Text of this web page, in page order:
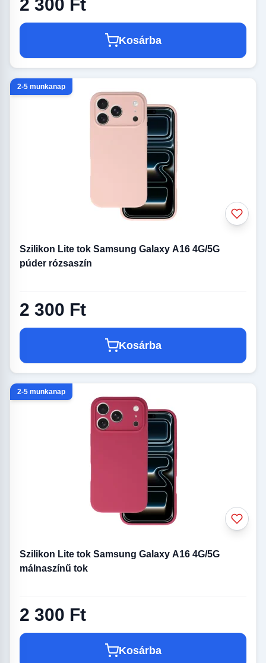
2 300 Ft
Kosárba
2-5 munkanap
Szilikon Lite tok Samsung Galaxy A16 4G/5G
púder rózsaszín
2 300 Ft
Kosárba
2-5 munkanap
Szilikon Lite tok Samsung Galaxy A16 4G/5G
málnaszínű tok
2 300 Ft
Kosárba